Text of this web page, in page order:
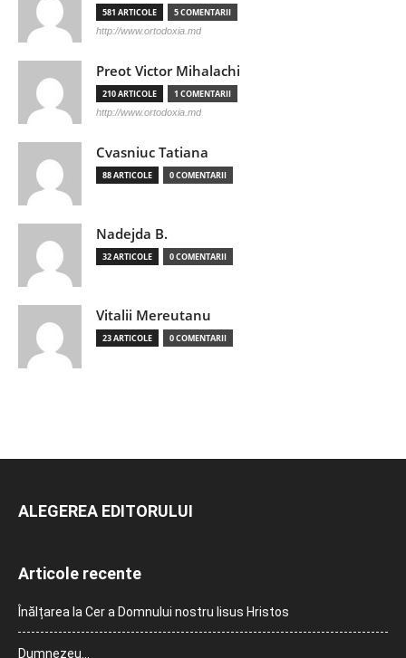
581 ARTICOLE 5 COMENTARII
http://www.ortodoxia.md
Preot Victor Mihalachi
210 ARTICOLE 1 COMENTARII
http://www.ortodoxia.md
Cvasniuc Tatiana
88 ARTICOLE 0 COMENTARII
Nadejda B.
32 ARTICOLE 0 COMENTARII
Vitalii Mereutanu
23 ARTICOLE 0 COMENTARII
ALEGEREA EDITORULUI
Articole recente
Înălțarea la Cer a Domnului nostru Iisus Hristos
Dumnezeu…